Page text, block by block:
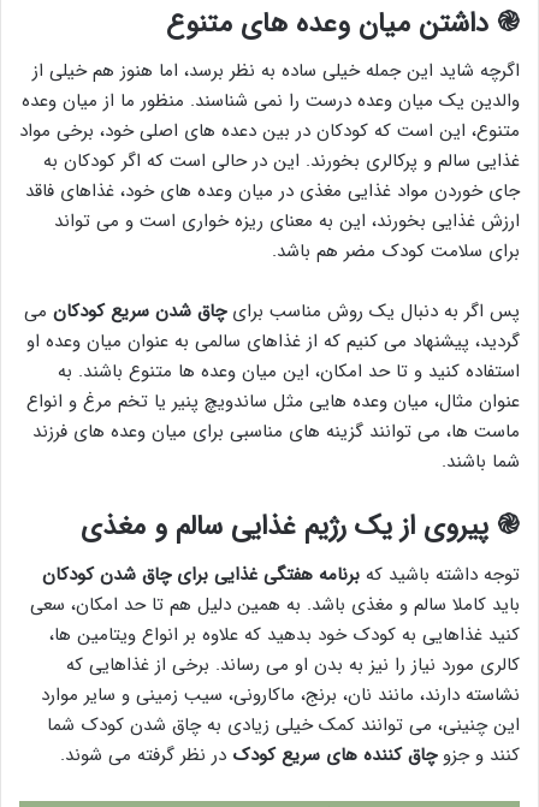
֎ داشتن میان وعده های متنوع
اگرچه شاید این جمله خیلی ساده به نظر برسد، اما هنوز هم خیلی از
والدین یک میان وعده درست را نمی شناسند. منظور ما از میان وعده
متنوع، این است که کودکان در بین دعده های اصلی خود، برخی مواد
غذایی سالم و پرکالری بخورند. این در حالی است که اگر کودکان به
جای خوردن مواد غذایی مغذی در میان وعده های خود، غذاهای فاقد
ارزش غذایی بخورند، این به معنای ریزه خواری است و می تواند
برای سلامت کودک مضر هم باشد.
پس اگر به دنبال یک روش مناسب برایچاق شدن سریع کودکان می
گردید، پیشنهاد می کنیم که از غذاهای سالمی به عنوان میان وعده او
استفاده کنید و تا حد امکان، این میان وعده ها متنوع باشند. به
عنوان مثال، میان وعده هایی مثل ساندویچ پنیر یا تخم مرغ و انواع
ماست ها، می توانند گزینه های مناسبی برای میان وعده های فرزند
شما باشند.
֎ پیروی از یک رژیم غذایی سالم و مغذی
توجه داشته باشید که برنامه هفتگی غذایی برای چاق شدن کودکان
باید کاملا سالم و مغذی باشد. به همین دلیل هم تا حد امکان، سعی
کنید غذاهایی به کودک خود بدهید که علاوه بر انواع ویتامین ها،
کالری مورد نیاز را نیز به بدن او می رساند. برخی از غذاهایی که
نشاسته دارند، مانند نان، برنج، ماکارونی، سیب زمینی و سایر موارد
این چنینی، می توانند کمک خیلی زیادی به چاق شدن کودک شما
کنند و جزوچاق کننده های سریع کودک در نظر گرفته می شوند.